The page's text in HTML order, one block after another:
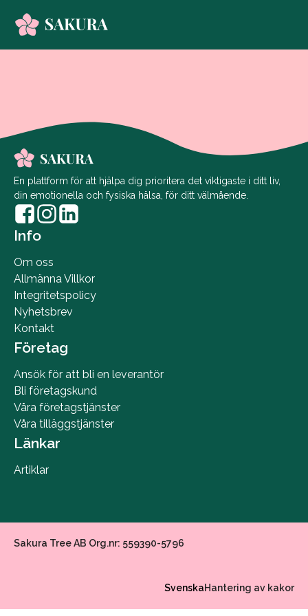
En plattform för att hjälpa dig prioritera det viktigaste i ditt liv,
din emotionella och fysiska hälsa, för ditt välmående.
Info
Om oss
Allmänna Villkor
Integritetspolicy
Nyhetsbrev
Kontakt
Företag
Ansök för att bli en leverantör
Bli företagskund
Våra företagstjänster
Våra tilläggstjänster
Länkar
Artiklar
Sakura Tree AB Org.nr: 559390-5796
SvenskaHantering av kakor